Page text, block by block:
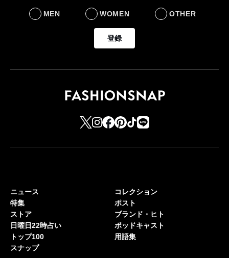
MEN WOMEN OTHER
登録
ニュース
特集
ストア
日曜日22時占い
トップ100
スナップ
コレクション
ポスト
ブランド・ヒト
ポッドキャスト
用語集